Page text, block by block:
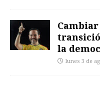
Cambiar
la
lunes 3 de